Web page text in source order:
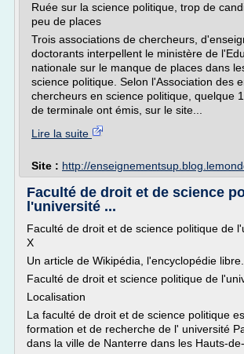
Ruée sur la science politique, trop de
peu de places
Trois associations de chercheurs,
doctorants interpellent le ministère de
nationale sur le manque de places dans
science politique. Selon l'Association des
chercheurs en science politique, quelque
de terminale ont émis, sur le site...
Lire la suite
Site : http://
Faculté de droit et de science
l'université ...
Faculté de droit et de science politique de
X
Un article de Wikipédia, l'encyclopédie libre.
Faculté de droit et science politique de
Localisation
La faculté de droit et de science politique
formation et de recherche de l' université
dans la ville de Nanterre dans les Hauts-de-